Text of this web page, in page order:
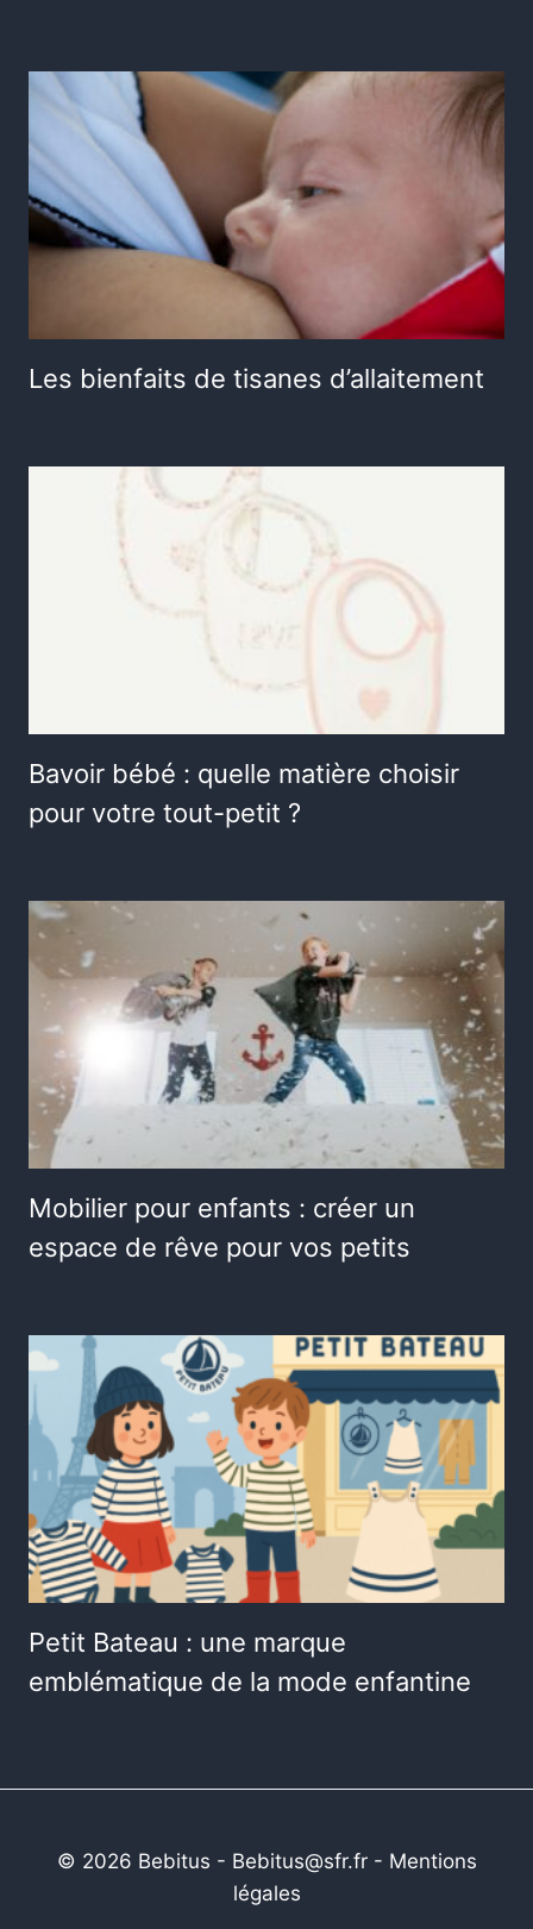
Les bienfaits de tisanes d’allaitement
Bavoir bébé : quelle matière choisir
pour votre tout-petit ?
Mobilier pour enfants : créer un
espace de rêve pour vos petits
Petit Bateau : une marque
emblématique de la mode enfantine
© 2026 Bebitus - Bebitus@sfr.fr - Mentions
légales